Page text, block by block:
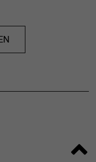
Platz für alles